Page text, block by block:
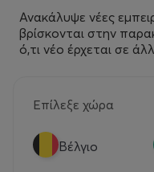
Ανακάλυψε νέες
βρίσκονται στην
ό,τι νέο έρχεται σε
Επίλεξε χώρα
Βέλγιο